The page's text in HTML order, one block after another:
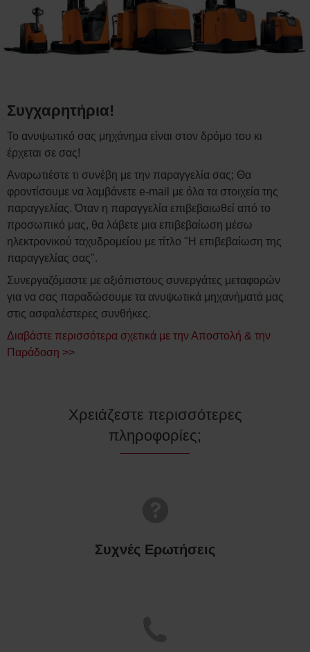
Συγχαρητήρια!
Το ανυψωτικό σας μηχάνημα είναι στον δρόμο του κι
έρχεται σε σας!
Αναρωτιέστε τι συνέβη με την παραγγελία σας; Θα
φροντίσουμε να λαμβάνετε e-mail με όλα τα στοιχεία της
παραγγελίας. Όταν η παραγγελία επιβεβαιωθεί από το
προσωπικό μας, θα λάβετε μια επιβεβαίωση μέσω
ηλεκτρονικού ταχυδρομείου με τίτλο "Η επιβεβαίωση της
παραγγελίας σας".
Συνεργαζόμαστε με αξιόπιστους συνεργάτες μεταφορών
για να σας παραδώσουμε τα ανυψωτικά μηχανήματά μας
στις ασφαλέστερες συνθήκες.
Διαβάστε περισσότερα σχετικά με την Αποστολή & την
Παράδοση >>
Χρειάζεστε περισσότερες
πληροφορίες;
Συχνές Ερωτήσεις